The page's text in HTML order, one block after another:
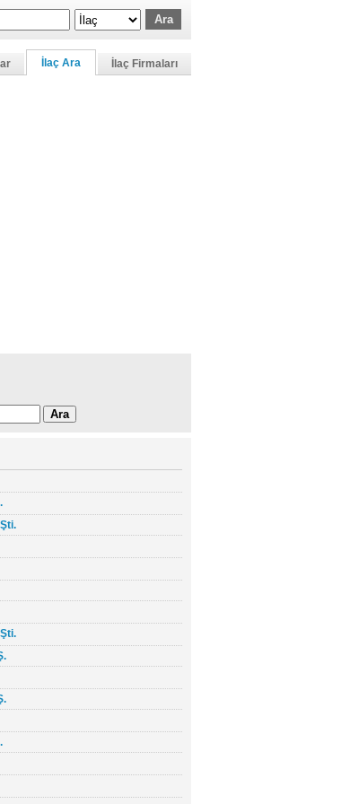
İlaç Ara İlaç Firmaları